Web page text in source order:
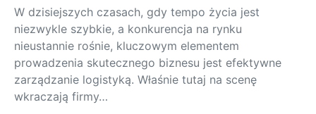
W dzisiejszych czasach, gdy tempo życia jest
niezwykle szybkie, a konkurencja na rynku
nieustannie rośnie, kluczowym elementem
prowadzenia skutecznego biznesu jest efektywne
zarządzanie logistyką. Właśnie tutaj na scenę
wkraczają firmy…